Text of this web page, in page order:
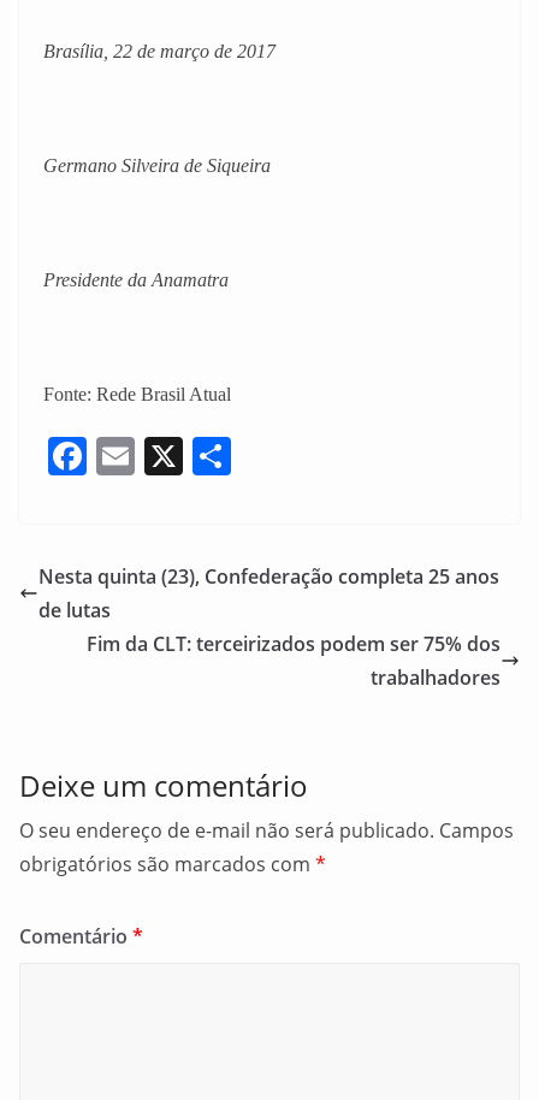
Brasília, 22 de março de 2017
Germano Silveira de Siqueira
Presidente da Anamatra
Fonte: Rede Brasil Atual
F
e
b
o
E
l
X
e
Nesta quinta (23), Confederação completa 25 anos
de lutas
Fim da CLT: terceirizados podem ser 75% dos
trabalhadores
Deixe um comentário
O seu endereço de e-mail não será publicado. Campos
obrigatórios são marcados com *
Comentário *